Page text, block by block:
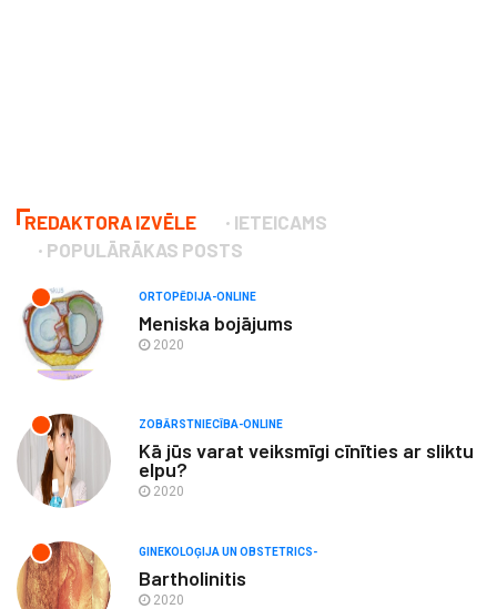
REDAKTORA IZVĒLE
IETEICAMS
POPULĀRĀKAS POSTS
ORTOPĒDIJA-ONLINE
Meniska bojājums
2020
ZOBĀRSTNIECĪBA-ONLINE
Kā jūs varat veiksmīgi cīnīties ar sliktu
elpu?
2020
GINEKOLOĢIJA UN OBSTETRICS-
Bartholinitis
2020